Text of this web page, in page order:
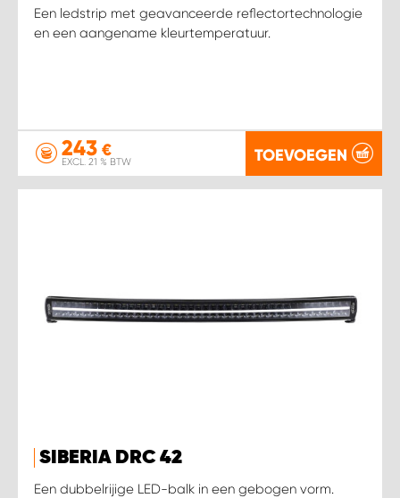
Een ledstrip met geavanceerde reflectortechnologie
en een aangename kleurtemperatuur.
243 €
EXCL. 21 % BTW TOEVOEGEN
SIBERIA DRC 42
Een dubbelrijige LED-balk in een gebogen vorm.